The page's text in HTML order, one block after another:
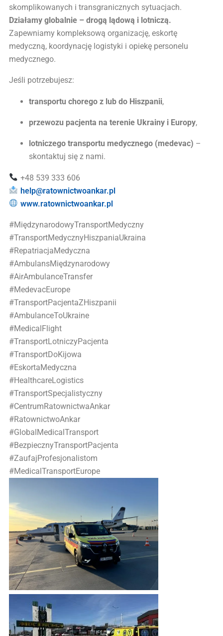
skomplikowanych i transgranicznych sytuacjach.
Działamy globalnie – drogą lądową i lotniczą.
Zapewniamy kompleksową organizację, eskortę
medyczną, koordynację logistyki i opiekę personelu
medycznego.
Jeśli potrzebujesz:
transportu chorego z lub do Hiszpanii,
przewozu pacjenta na terenie Ukrainy i Europy,
lotniczego transportu medycznego (medevac) –
skontaktuj się z nami.
+48 539 333 606
help@ratownictwoankar.pl
www.ratownictwoankar.pl
#MiędzynarodowyTransportMedyczny
#TransportMedycznyHiszpaniaUkraina
#RepatriacjaMedyczna
#AmbulansMiędzynarodowy
#AirAmbulanceTransfer
#MedevacEurope
#TransportPacjentaZHiszpanii
#AmbulanceToUkraine
#MedicalFlight
#TransportLotniczyPacjenta
#TransportDoKijowa
#EskortaMedyczna
#HealthcareLogistics
#TransportSpecjalistyczny
#CentrumRatownictwaAnkar
#RatownictwoAnkar
#GlobalMedicalTransport
#BezpiecznyTransportPacjenta
#ZaufajProfesjonalistom
#MedicalTransportEurope